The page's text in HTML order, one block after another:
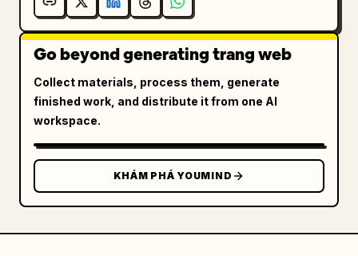
Go beyond generating trang web
Collect materials, process them, generate
finished work, and distribute it from one AI
workspace.
KHÁM PHÁ YOUMIND